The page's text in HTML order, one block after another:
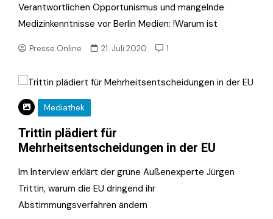
Verantwortlichen Opportunismus und mangelnde
Medizinkenntnisse vor Berlin Medien: !Warum ist
Presse.Online 21. Juli 2020 1
Mediathek
Trittin plädiert für
Mehrheitsentscheidungen in der EU
Im Interview erklärt der grüne Außenexperte Jürgen
Trittin, warum die EU dringend ihr
Abstimmungsverfahren ändern